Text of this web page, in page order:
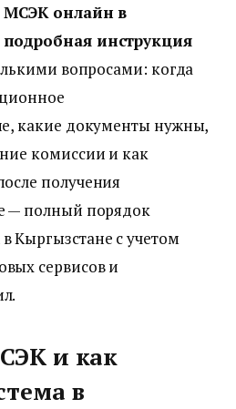
МСЭК онлайн в
инструкция
вопросами: когда
какие документы нужны,
комиссии и как
получения
— полный порядок
Кыргызстане с учетом
сервисов и
и как
в